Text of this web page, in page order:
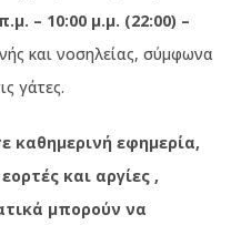
– 10:00 μ.μ. (22:00) –
και νοσηλείας, σύμφωνα
γάτες.
καθημερινή εφημερία,
και αργίες ,
μπορούν να